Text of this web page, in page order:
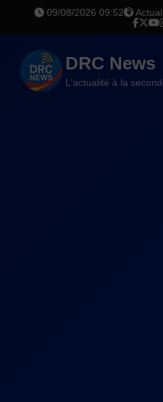
09/08/2026 09:52
DRC News
L'actualité à la